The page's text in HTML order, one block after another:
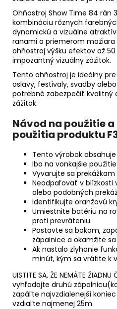
Ohňostroj Show Time 84 rán
kombináciu rôznych
dynamickú a vizuálne
ranami a priemerom
ohňostroj výšku efektov až
impozantný vizuálny zážitok.
Tento ohňostroj je ideálny
oslavy, festivaly, svadby
potrebné zabezpečiť kvalitný
zážitok.
Návod na použitie
použitia produktu
Tento výrobok
Iba na vonkajšie použitie.
Vyvarujte sa
Neodpaľovať v blízkosti
alebo podobných
Identifikujte oranžovú
Umiestnite batériu na
proti prevráteniu.
Postavte sa bokom,
zápalnice a okamžite
Ak nastalo zlyhanie
minút, kým sa vrátite k
UISTITE SA, ŽE NEMÁTE
vyhľadajte druhú
zapáľte najvzdialenejší
vzdiaľte najmenej 25m.